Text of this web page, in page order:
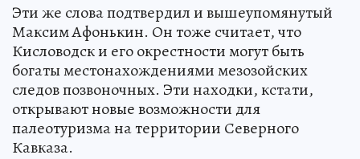
Эти же слова подтвердил и вышеупомянутый
Максим Афонькин. Он тоже считает, что
Кисловодск и его окрестности могут быть
богаты местонахождениями мезозойских
следов позвоночных. Эти находки, кстати,
открывают новые возможности для
палеотуризма на территории Северного
Кавказа.